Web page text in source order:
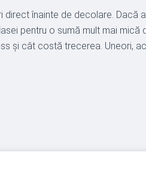
înainte de decolare. Dacă
pentru o sumă mult mai
și cât costă trecerea. Uneori,